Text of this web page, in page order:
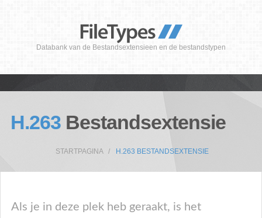
Databank van de Bestandsextensieen en de bestandstypen
H.263 Bestandsextensie
STARTPAGINA H.263 BESTANDSEXTENSIE
Als je in deze plek heb geraakt, is het